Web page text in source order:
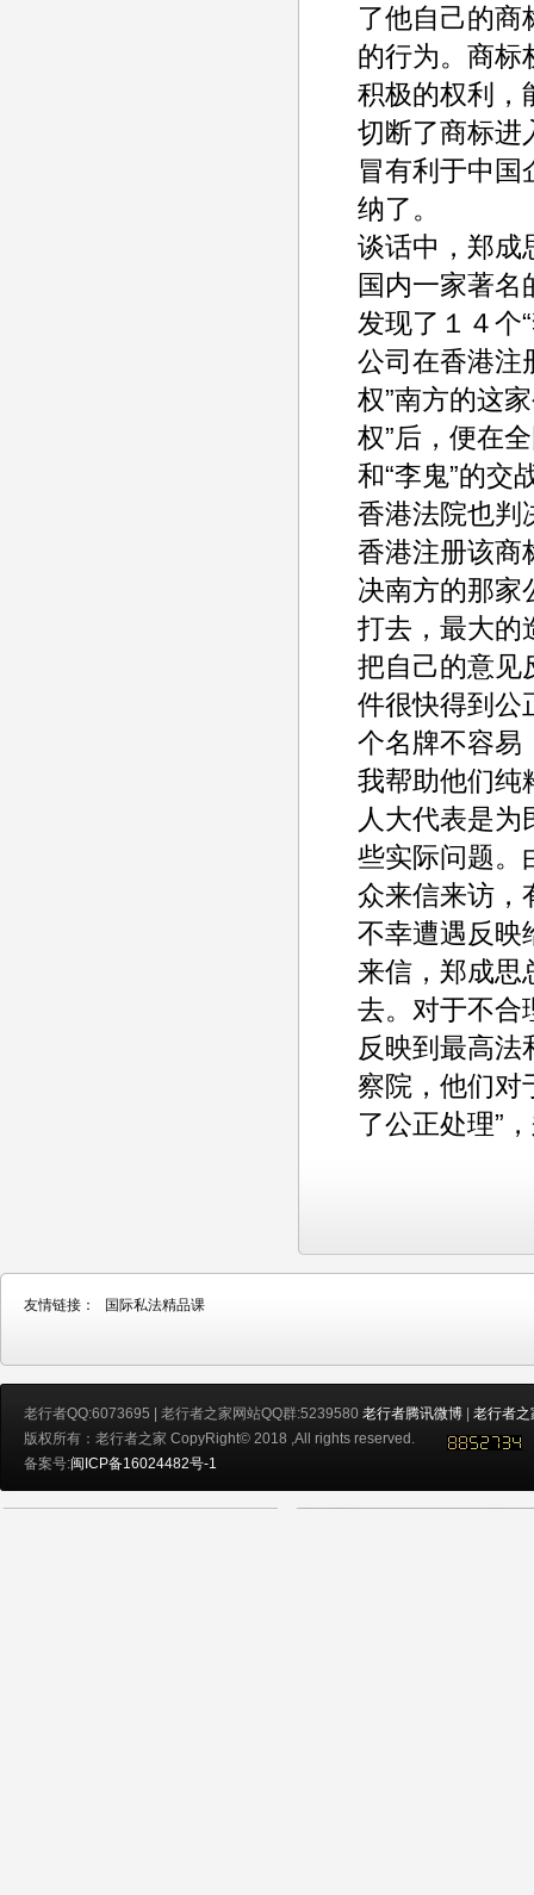
了他自己的商
的行为。商标
积极的权利，
切断了商标进
冒有利于中国
纳了。
谈话中，郑成
国内一家著名
发现了１４个
公司在香港注
权”南方的这
权”后，便在
和“李鬼”的交
香港法院也判
香港注册该商
决南方的那家
打去，最大的
把自己的意见
件很快得到公
个名牌不容易
我帮助他们纯
人大代表是
些实际问题。
众来信来访，
不幸遭遇反映
来信，郑成思
去。对于不合
反映到最高法
察院，他们对
了公正处理”
友情链接： 国际私法精品课
老行者QQ:6073695 | 老行者之家网站QQ群:5239580 老行者腾讯微博 | 老行者之
版权所有：老行者之家 CopyRight© 2018 ,All rights reserved.
备案号:闽ICP备16024482号-1